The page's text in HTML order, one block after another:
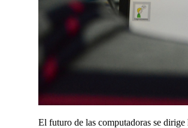
El futuro de las computadoras se